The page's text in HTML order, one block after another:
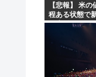
【悲報】 米
程ある状態で
が生活できな